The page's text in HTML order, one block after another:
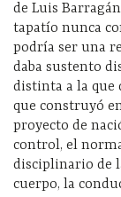
de Luis
tapatío nunca
podría ser una
daba sustento
distinta a la que
que construyó
proyecto de
control, el
disciplinario de
cuerpo, la